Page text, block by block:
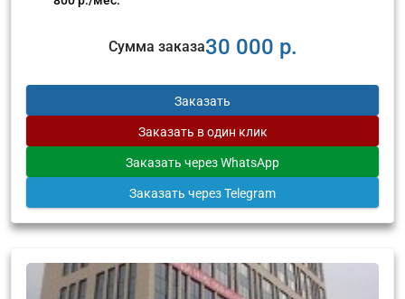
Сумма заказа30 000 р.
Заказать
Заказать в один клик
Заказать через WhatsApp
Заказать через Telegram